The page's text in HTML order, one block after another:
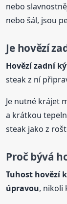
nebo
nebo šál, jsou
Je hovězí
Hovězízadní
steak z ní
Je nutné krájet
a krátkou
steak jako z
Proč bývá
Tuhost hovězí
úpravou, nikoli